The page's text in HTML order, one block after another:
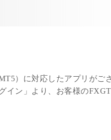
）に対応したアプリがご
イン」より、お客様の